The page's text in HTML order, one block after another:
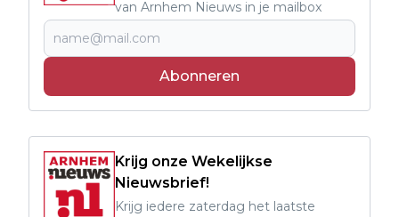
van Arnhem Nieuws in je mailbox
Abonneren
Krijg onze Wekelijkse
Nieuwsbrief!
Krijg iedere zaterdag het laatste